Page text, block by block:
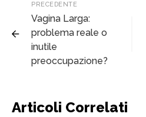
PRECEDENTE
Vagina Larga:
problema reale o
inutile
preoccupazione?
Articoli Correlati